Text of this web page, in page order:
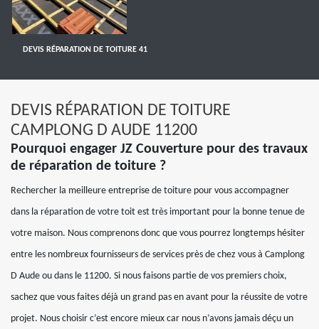
DEVIS RÉPARATION DE TOITURE 41
DEVIS RÉPARATION DE TOITURE
CAMPLONG D AUDE 11200
Pourquoi engager JZ Couverture pour des travaux
de réparation de toiture ?
Rechercher la meilleure entreprise de toiture pour vous accompagner
dans la réparation de votre toit est très important pour la bonne tenue de
votre maison. Nous comprenons donc que vous pourrez longtemps hésiter
entre les nombreux fournisseurs de services près de chez vous à Camplong
D Aude ou dans le 11200. Si nous faisons partie de vos premiers choix,
sachez que vous faites déjà un grand pas en avant pour la réussite de votre
projet. Nous choisir c’est encore mieux car nous n’avons jamais déçu un